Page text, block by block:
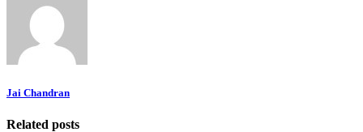
Jai Chandran
Related posts